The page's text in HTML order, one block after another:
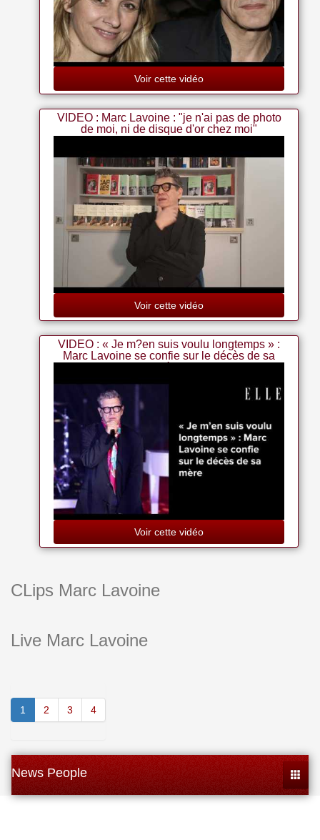
Voir cette vidéo
VIDEO : Marc Lavoine : "je n'ai pas de photo
de moi, ni de disque d'or chez moi"
Voir cette vidéo
VIDEO : « Je m?en suis voulu longtemps » :
Marc Lavoine se confie sur le décès de sa
Voir cette vidéo
CLips Marc Lavoine
Live Marc Lavoine
1 2 3 4
News People